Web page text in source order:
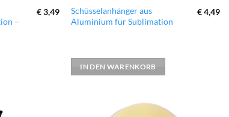
–
€3,49
Schüsselanhänger aus
Aluminium für Sublimation
€4,49
IN DEN WARENKORB